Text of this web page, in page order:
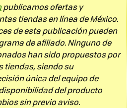
publicamos ofertas y
tiendas en línea de México.
de esta publicación pueden
de afiliado. Ninguno de
han sido propuestos por
tiendas, siendo su
única del equipo de
del producto
sin previo aviso.